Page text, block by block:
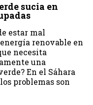
sucia en
estar mal
renovable en
necesita
una
En el Sáhara
problemas son